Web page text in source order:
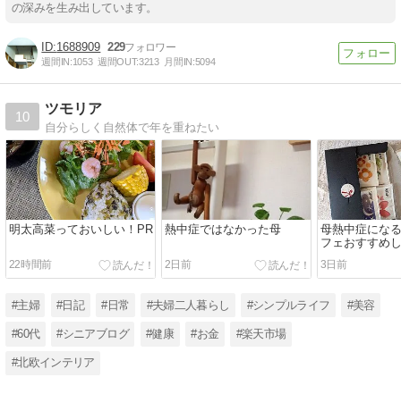
の深みを生み出しています。
1688909 229
週間IN:1053 週間OUT:3213 月間IN:5094
10
ツモリア
自分らしく自然体で年を重ねたい
明太高菜っておいしい！PR
22時間前
熱中症ではなかった母
2日前
母熱中症にな
フェおすすめ
3日前
#主婦 #日記 #日常 #夫婦二人暮らし #シンプルライフ #美容
#60代 #シニアブログ #健康 #お金 #楽天市場
#北欧インテリア